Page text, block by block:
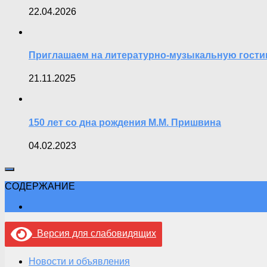
22.04.2026
Приглашаем на литературно-музыкальную
21.11.2025
150 лет со дна рождения М.М. Пришвина
04.02.2023
СОДЕРЖАНИЕ
Версия для слабовидящих
Новости и объявления